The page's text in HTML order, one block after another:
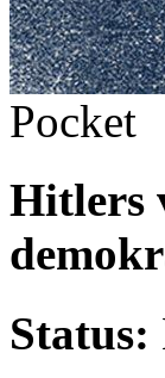
Pocket
Hitlers
Status: